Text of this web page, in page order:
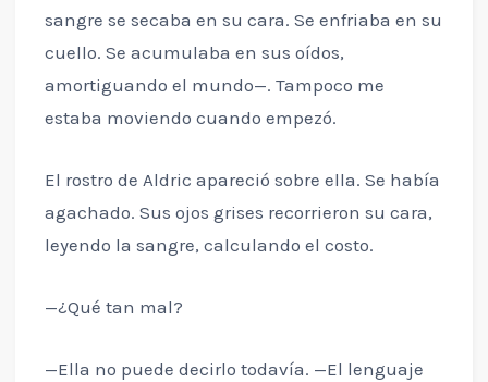
sangre se secaba en su cara. Se enfriaba en su
cuello. Se acumulaba en sus oídos,
amortiguando el mundo—. Tampoco me
estaba moviendo cuando empezó.
El rostro de Aldric apareció sobre ella. Se había
agachado. Sus ojos grises recorrieron su cara,
leyendo la sangre, calculando el costo.
—¿Qué tan mal?
—Ella no puede decirlo todavía. —El lenguaje